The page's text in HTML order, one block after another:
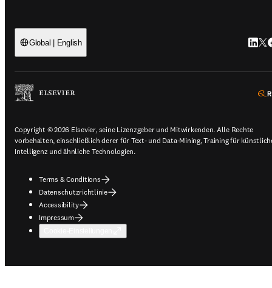
Global | English
Copyright © 2026 Elsevier, seine Lizenzgeber und Mitwirkenden. Alle Rechte
vorbehalten, einschließlich derer für Text- und Data-Mining, Training für
Intelligenz und ähnliche Technologien.
Terms & Conditions
Datenschutzrichtlinie
Accessibility
Impressum